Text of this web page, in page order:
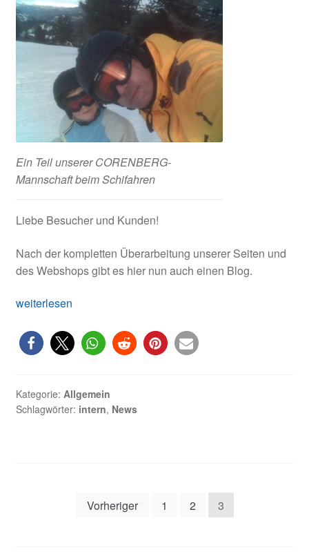
Ein Teil unserer CORENBERG-
Mannschaft beim Schifahren
Liebe Besucher und Kunden!
Nach der kompletten Überarbeitung unserer Seiten und
des Webshops gibt es hier nun auch einen Blog.
Willkommen
unserem
neuen
weiterlesen
Kategorie: Allgemein
Schlagwörter: intern, News
Seitennummerierung
Vorheriger 1 2 3